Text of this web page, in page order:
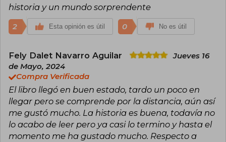
historia y un mundo sorprendente
2 Esta opinión es útil 0 No es útil
Fely Dalet Navarro Aguilar
Jueves 16
de Mayo, 2024
Compra Verificada
El libro llegó en buen estado, tardo un poco en
llegar pero se comprende por la distancia, aún así
me gustó mucho. La historia es buena, todavía no
lo acabo de leer pero ya casi lo termino y hasta el
momento me ha gustado mucho. Respecto a